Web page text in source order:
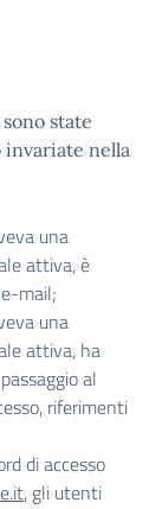
state
invariate nella
una
attiva, è
mail;
una
attiva, ha
al
riferimenti
di accesso
, gli utenti